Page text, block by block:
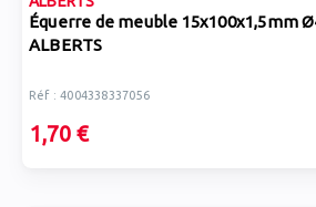
Équerre de meuble 15x100x1,5mm
ALBERTS
Réf : 4004338337056
1,70 €